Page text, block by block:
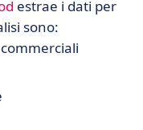
estrae i dati per
sono: